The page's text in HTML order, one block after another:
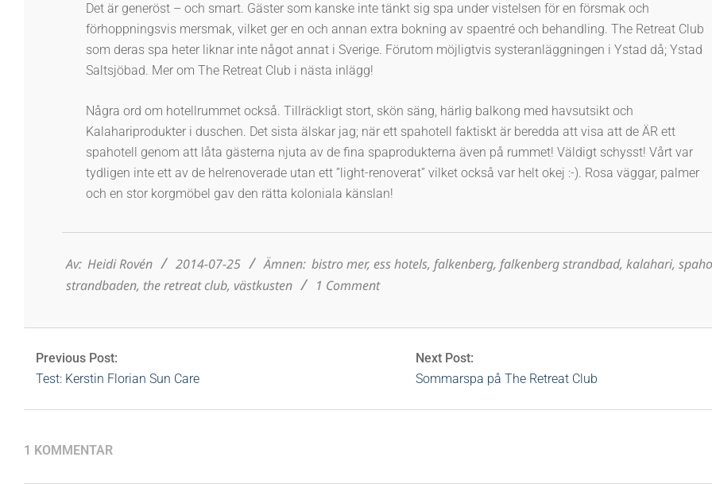
Det är generöst – och smart. Gäster som kanske inte tänkt sig spa under vistelsen för en försmak och
förhoppningsvis mersmak, vilket ger en och annan extra bokning av spaentré och behandling. The Retreat Club
som deras spa heter liknar inte något annat i Sverige. Förutom möjligtvis systeranläggningen i Ystad då; Ystad
Saltsjöbad. Mer om The Retreat Club i nästa inlägg!
Några ord om hotellrummet också. Tillräckligt stort, skön säng, härlig balkong med havsutsikt och
Kalahariprodukter i duschen. Det sista älskar jag; när ett spahotell faktiskt är beredda att visa att de ÄR ett
spahotell genom att låta gästerna njuta av de fina spaprodukterna även på rummet! Väldigt schysst! Vårt var
tydligen inte ett av de helrenoverade utan ett ”light-renoverat” vilket också var helt okej :-). Rosa väggar, palmer
och en stor korgmöbel gav den rätta koloniala känslan!
25
Av: Heidi Rovén 2014-07-25 Ämnen: bistro mer, ess hotels, falkenberg, falkenberg strandbad, kalahari,
strandbaden, the retreat club, västkusten 1 Comment
Previous Post:
Test: Kerstin Florian Sun Care
Next Post:
Sommarspa på The Retreat Club
1 KOMMENTAR